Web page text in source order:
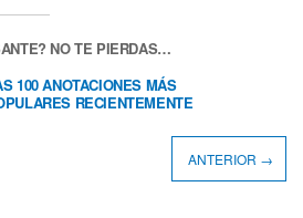
NO TE PIERDAS…
100 ANOTACIONES MÁS
RECIENTEMENTE
ANTERIOR →